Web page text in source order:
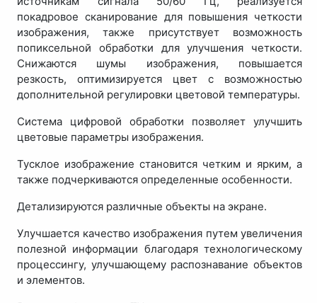
покадровое сканирование для повышения четкости
изображения, также присутствует возможность
попиксельной обработки для улучшения четкости.
Снижаются шумы изображения, повышается
резкость, оптимизируется цвет с возможностью
дополнительной регулировки цветовой температуры.
Система цифровой обработки позволяет улучшить
цветовые параметры изображения.
Тусклое изображение становится четким и ярким, а
также подчеркиваются определенные особенности.
Детализируются различные объекты на экране.
Улучшается качество изображения путем увеличения
полезной информации благодаря технологическому
процессингу, улучшающему распознавание объектов
и элементов.